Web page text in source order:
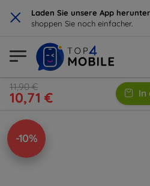
× Laden Sie unsere App herunter
shoppen Sie noch einfacher.
11,90 €
10,71 € In
-10%